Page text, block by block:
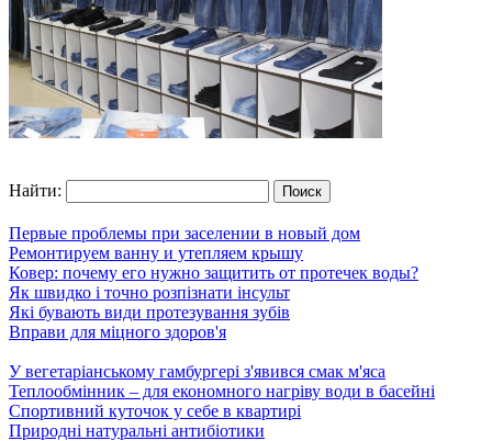
Найти:
Первые проблемы при заселении в новый дом
Ремонтируем ванну и утепляем крышу
Ковер: почему его нужно защитить от протечек воды?
Як швидко і точно розпізнати інсульт
Які бувають види протезування зубів
Вправи для міцного здоров'я
У вегетаріанському гамбургері з'явився смак м'яса
Теплообмінник – для економного нагріву води в басейні
Спортивний куточок у себе в квартирі
Природні натуральні антибіотики